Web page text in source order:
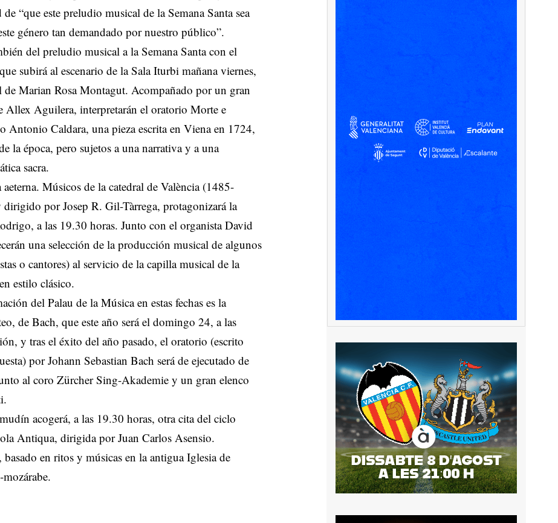
“que este preludio musical de la Semana Santa sea
género tan demandado por nuestro público”.
del preludio musical a la Semana Santa con el
subirá al escenario de la Sala Iturbi mañana viernes,
Marian Rosa Montagut. Acompañado por un gran
Allex Aguilera, interpretarán el oratorio Morte e
Caldara, una pieza escrita en Viena en 1724,
la época, pero sujetos a una narrativa y a una
sacra.
Músicos de la catedral de València (1485-
por Josep R. Gil-Tàrrega, protagonizará la
a las 19.30 horas. Junto con el organista David
una selección de la producción musical de algunos
o cantores) al servicio de la capilla musical de la
estilo clásico.
del Palau de la Música en estas fechas es la
de Bach, que este año será el domingo 24, a las
y tras el éxito del año pasado, el oratorio (escrito
por Johann Sebastian Bach será de ejecutado de
al coro Zürcher Sing-Akademie y un gran elenco
acogerá, a las 19.30 horas, otra cita del ciclo
Antiqua, dirigida por Juan Carlos Asensio.
en ritos y músicas en la antigua Iglesia de